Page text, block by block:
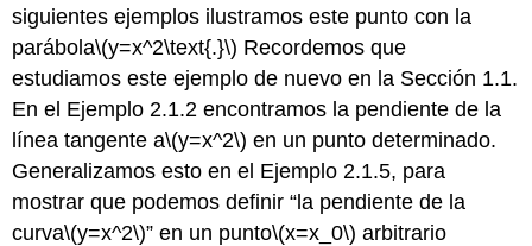
siguientes ejemplos ilustramos este punto con la
parábola\(y=x^2\text{.}\) Recordemos que
estudiamos este ejemplo de nuevo en la Sección 1.1.
En el Ejemplo 2.1.2 encontramos la pendiente de la
línea tangente a\(y=x^2\) en un punto determinado.
Generalizamos esto en el Ejemplo 2.1.5, para
mostrar que podemos definir “la pendiente de la
curva\(y=x^2\)” en un punto\(x=x_0\) arbitrario